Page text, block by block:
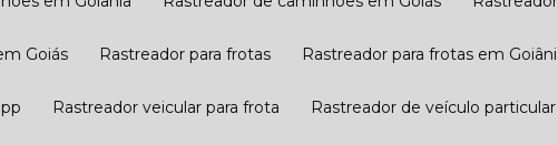
Goiás Rastreador para frotas Rastreador para frotas em
Rastreador veicular para frota Rastreador de veículo particular